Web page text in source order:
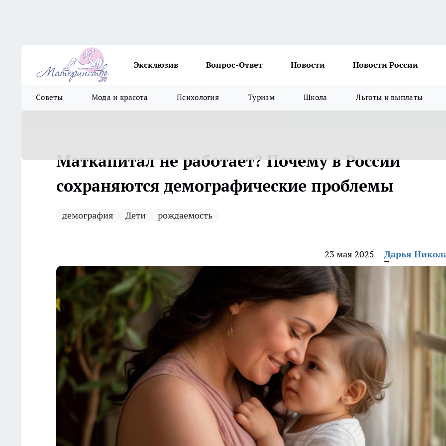
Эксклюзив Вопрос-Ответ Новости Новости России
Советы Мода и красота Психология Туризм Школа Льготы и выплаты
Маткапитал не работает? Почему в России
сохраняются демографические проблемы
демография Дети рождаемость
23 мая 2025 Дарья